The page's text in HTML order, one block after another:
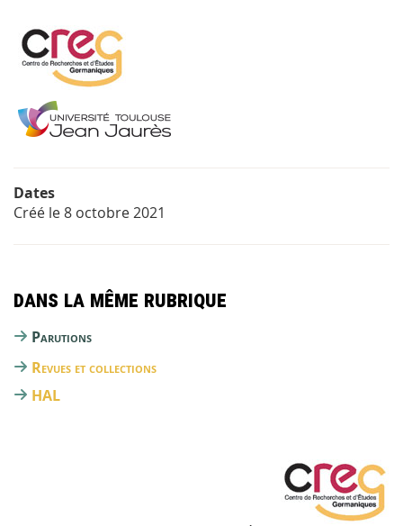
Dates
Créé le8 octobre 2021
Dans la même rubrique
Parutions
Revues et collections
HAL